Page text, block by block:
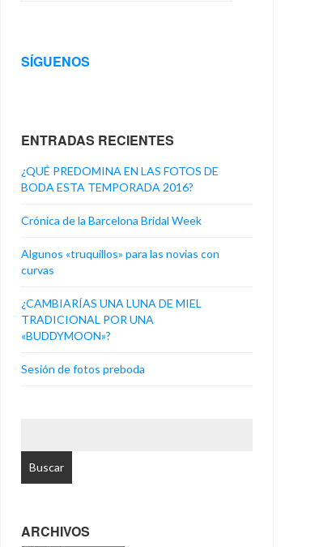
SÍGUENOS
ENTRADAS RECIENTES
¿QUÉ PREDOMINA EN LAS FOTOS DE
BODA ESTA TEMPORADA 2016?
Crónica de la Barcelona Bridal Week
Algunos «truquillos» para las novias con
curvas
¿CAMBIARÍAS UNA LUNA DE MIEL
TRADICIONAL POR UNA
«BUDDYMOON»?
Sesión de fotos preboda
ARCHIVOS